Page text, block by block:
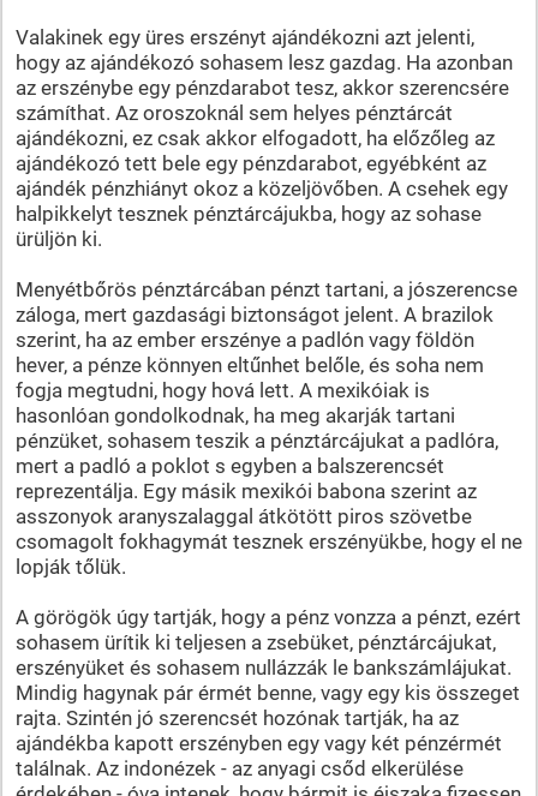
Valakinek egy üres erszényt ajándékozni azt jelenti,
hogy az ajándékozó sohasem lesz gazdag. Ha azonban
az erszénybe egy pénzdarabot tesz, akkor szerencsére
számíthat. Az oroszoknál sem helyes pénztárcát
ajándékozni, ez csak akkor elfogadott, ha előzőleg az
ajándékozó tett bele egy pénzdarabot, egyébként az
ajándék pénzhiányt okoz a közeljövőben. A csehek egy
halpikkelyt tesznek pénztárcájukba, hogy az sohase
ürüljön ki.
Menyétbőrös pénztárcában pénzt tartani, a jószerencse
záloga, mert gazdasági biztonságot jelent. A brazilok
szerint, ha az ember erszénye a padlón vagy földön
hever, a pénze könnyen eltűnhet belőle, és soha nem
fogja megtudni, hogy hová lett. A mexikóiak is
hasonlóan gondolkodnak, ha meg akarják tartani
pénzüket, sohasem teszik a pénztárcájukat a padlóra,
mert a padló a poklot s egyben a balszerencsét
reprezentálja. Egy másik mexikói babona szerint az
asszonyok aranyszalaggal átkötött piros szövetbe
csomagolt fokhagymát tesznek erszényükbe, hogy el ne
lopják tőlük.
A görögök úgy tartják, hogy a pénz vonzza a pénzt, ezért
sohasem ürítik ki teljesen a zsebüket, pénztárcájukat,
erszényüket és sohasem nullázzák le bankszámlájukat.
Mindig hagynak pár érmét benne, vagy egy kis összeget
rajta. Szintén jó szerencsét hozónak tartják, ha az
ajándékba kapott erszényben egy vagy két pénzérmét
találnak. Az indonézek - az anyagi csőd elkerülése